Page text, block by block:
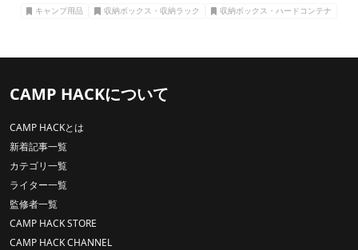
キャンプ用品 収納ボックス・収納ラック 収納ボックス・ハードコンテナ
CAMP HACKについて
CAMP HACKとは
新着記事一覧
カテゴリ一覧
ライター一覧
監修者一覧
CAMP HACK STORE
CAMP HACK CHANNEL